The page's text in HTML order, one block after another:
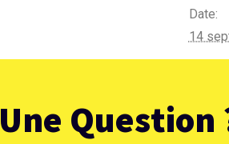
Date:
14
Une Question